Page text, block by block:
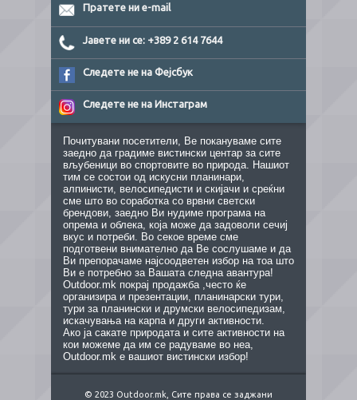
Пратете ни e-mail
Јавете ни се: +389 2 614 7644
Следете не на Фејсбук
Следете не на Инстаграм
Почитувани посетители, Ве покануваме сите
заедно да градиме вистински центар за сите
вљубеници во спортовите во природа. Нашиот
тим се состои од искусни планинари,
алпинисти, велосипедисти и скијачи и среќни
сме што во соработка со врвни светски
брендови, заедно Ви нудиме програма на
опрема и облека, која може да задоволи сечиј
вкус и потреби. Во секое време сме
подготвени внимателно да Ве сослушаме и да
Ви препорачаме најсоодветен избор на тоа што
Ви е потребно за Вашата следна авантура!
Outdoor.mk покрај продажба ,често ќе
организира и презентации, планинарски тури,
тури за планински и друмски велосипедизам,
искачувања на карпа и други активности.
Ако ја сакате природата и сите активности на
кои можеме да им се радуваме во неа,
Outdoor.mk е вашиот вистински избор!
© 2023 Outdoor.mk, Сите права се заджани